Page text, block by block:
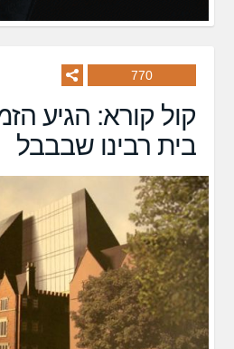
770
קול קורא: הגיע
בית רבינו שבבבל